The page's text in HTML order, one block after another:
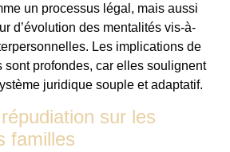
un processus légal, mais aussi
d’évolution des mentalités vis-à-
Les implications de
sont profondes, car elles soulignent
juridique souple et adaptatif.
sur les
familles